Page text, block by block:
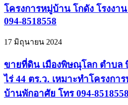
โครงการหมู่บ้าน โกดัง โรงงา
094-8518558
17 มิถุนายน 2024
ขายที่ดิน เมืองพิษณุโลก ตำบล
ไร่ 44 ตร.ว. เหมาะทำโครงกา
บ้านพักอาศัย โทร 094-8518558